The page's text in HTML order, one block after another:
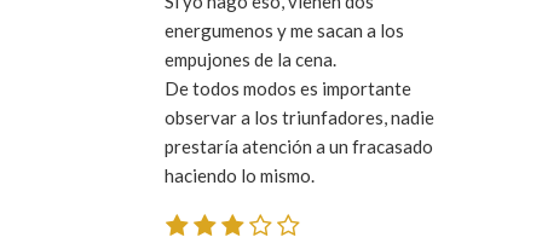
energumenos y me sacan a los
empujones de la cena.
De todos modos es importante
observar a los triunfadores, nadie
prestaría atención a un fracasado
haciendo lo mismo.